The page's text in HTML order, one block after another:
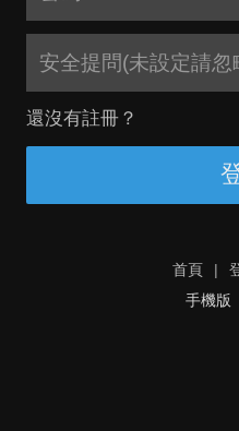
安全提問(未設定請忽
還沒有註冊？
首頁 |
手機版